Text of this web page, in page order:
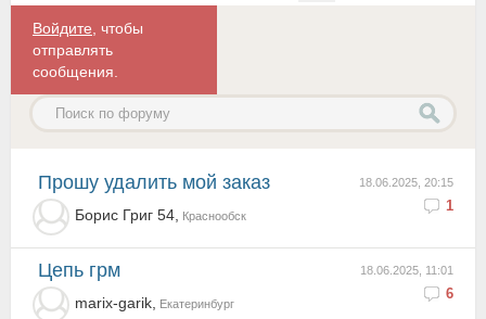
Войдите , чтобы
отправлять
сообщения.
18.06.2025, 20:15
1
Прошу удалить мой заказ
Борис Григ 54, Краснообск
18.06.2025, 11:01
6
Цепь грм
marix-garik, Екатеринбург